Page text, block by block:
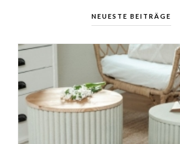
NEUESTE BEITRÄGE